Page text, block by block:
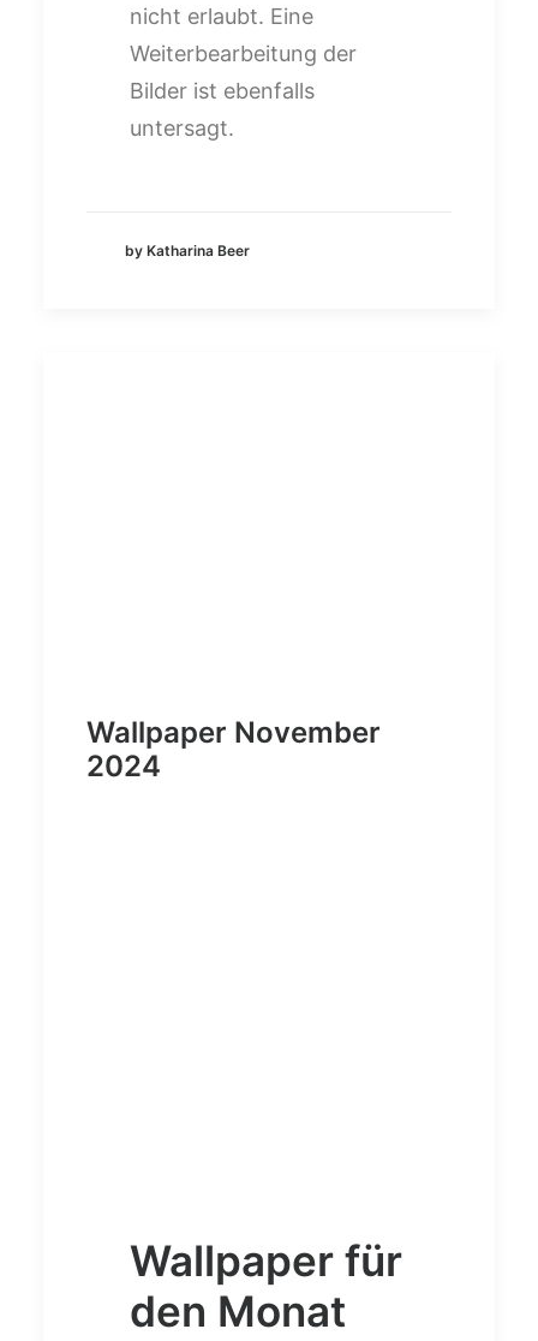
nicht erlaubt. Eine
Weiterbearbeitung der
Bilder ist ebenfalls
untersagt.
by Katharina Beer
Wallpaper November
2024
Wallpaper für
den Monat